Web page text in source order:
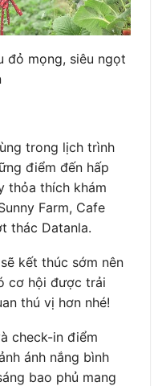
đỏ mọng, siêu ngọt
trong lịch trình
điểm đến hấp
thỏa thích khám
Farm, Cafe
thác Datanla.
kết thúc sớm nên
cơ hội được trải
thú vị hơn nhé!
check-in điểm
ánh nắng bình
bao phủ mang